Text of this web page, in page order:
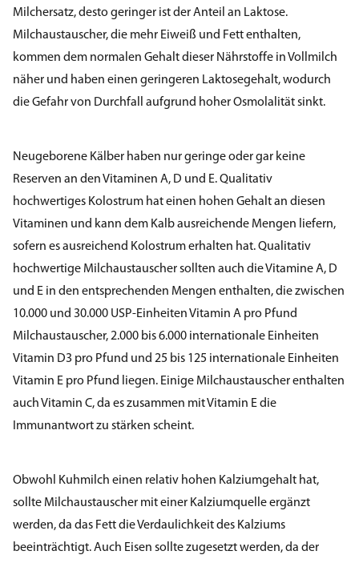
Milchersatz, desto geringer ist der Anteil an Laktose.
Milchaustauscher, die mehr Eiweiß und Fett enthalten,
kommen dem normalen Gehalt dieser Nährstoffe in Vollmilch
näher und haben einen geringeren Laktosegehalt, wodurch
die Gefahr von Durchfall aufgrund hoher Osmolalität sinkt.
Neugeborene Kälber haben nur geringe oder gar keine
Reserven an den Vitaminen A, D und E. Qualitativ
hochwertiges Kolostrum hat einen hohen Gehalt an diesen
Vitaminen und kann dem Kalb ausreichende Mengen liefern,
sofern es ausreichend Kolostrum erhalten hat. Qualitativ
hochwertige Milchaustauscher sollten auch die Vitamine A, D
und E in den entsprechenden Mengen enthalten, die zwischen
10.000 und 30.000 USP-Einheiten Vitamin A pro Pfund
Milchaustauscher, 2.000 bis 6.000 internationale Einheiten
Vitamin D3 pro Pfund und 25 bis 125 internationale Einheiten
Vitamin E pro Pfund liegen. Einige Milchaustauscher enthalten
auch Vitamin C, da es zusammen mit Vitamin E die
Immunantwort zu stärken scheint.
Obwohl Kuhmilch einen relativ hohen Kalziumgehalt hat,
sollte Milchaustauscher mit einer Kalziumquelle ergänzt
werden, da das Fett die Verdaulichkeit des Kalziums
beeinträchtigt. Auch Eisen sollte zugesetzt werden, da der